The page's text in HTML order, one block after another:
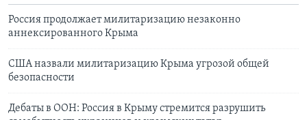
Россия продолжает милитаризацию незаконно
аннексированного Крыма
США назвали милитаризацию Крыма угрозой общей
безопасности
Дебаты в ООН: Россия в Крыму стремится разрушить